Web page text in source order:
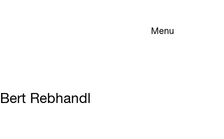
Menu
Bert Rebhandl